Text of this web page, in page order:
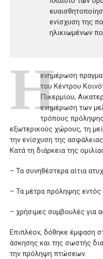
ενίσχυση της
ηλικιωμένων
Ηενημέρωση
του Κέντρου
Πικερμίου,
ενημέρωση των
τρόπους
εξωτερικούς χώρους, τη
την ενίσχυση της
Κατά τη διάρκεια της
– Τα συνηθέστερα αίτια
– Τα μέτρα πρόληψης εντός
– χρήσιμες συμβουλές για
Επιπλέον, δόθηκε έμφαση
άσκησης και της σωστής
την πρόληψη πτώσεων.